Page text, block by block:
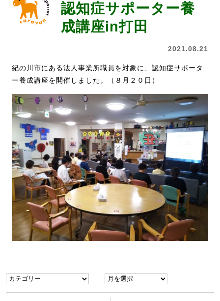
認知症サポーター養
成講座in打田
2021.08.21
紀の川市にある法人事業所職員を対象に、認知症サポータ
ー養成講座を開催しました。（８月２０日）